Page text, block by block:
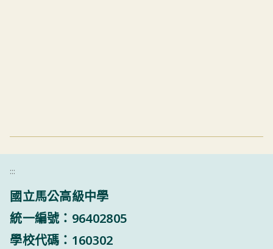
:::
國立馬公高級中學
統一編號：96402805
學校代碼：160302